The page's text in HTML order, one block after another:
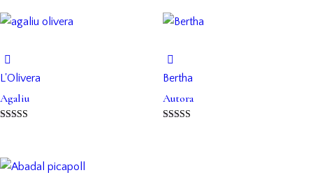
L'Olivera
Agaliu
Bertha
Autora